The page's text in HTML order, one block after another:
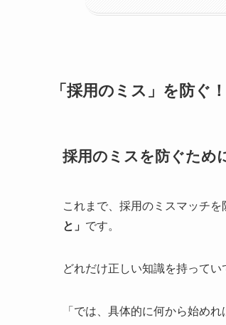
「採用のミス」を防ぐ
採用のミスを防ぐため
これまで、採用のミスマッチ
と」 です。
どれだけ正しい知識を持ってい
「では、具体的に何から始めれ